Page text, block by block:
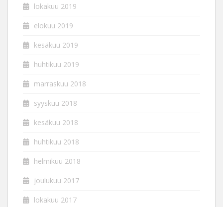
lokakuu 2019
elokuu 2019
kesäkuu 2019
huhtikuu 2019
marraskuu 2018
syyskuu 2018
kesäkuu 2018
huhtikuu 2018
helmikuu 2018
joulukuu 2017
lokakuu 2017